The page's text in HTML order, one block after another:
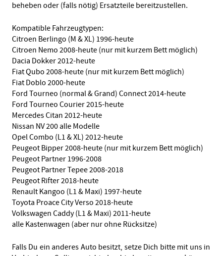
beheben oder (falls nötig) Ersatzteile bereitzustellen.
Kompatible Fahrzeugtypen:
Citroen Berlingo (M & XL) 1996-heute
Citroen Nemo 2008-heute (nur mit kurzem Bett möglich)
Dacia Dokker 2012-heute
Fiat Qubo 2008-heute (nur mit kurzem Bett möglich)
Fiat Doblo 2000-heute
Ford Tourneo (normal & Grand) Connect 2014-heute
Ford Tourneo Courier 2015-heute
Mercedes Citan 2012-heute
Nissan NV 200 alle Modelle
Opel Combo (L1 & XL) 2012-heute
Peugeot Bipper 2008-heute (nur mit kurzem Bett möglich)
Peugeot Partner 1996-2008
Peugeot Partner Tepee 2008-2018
Peugeot Rifter 2018-heute
Renault Kangoo (L1 & Maxi) 1997-heute
Toyota Proace City Verso 2018-heute
Volkswagen Caddy (L1 & Maxi) 2011-heute
alle Kastenwagen (aber nur ohne Rücksitze)
Falls Du ein anderes Auto besitzt, setze Dich bitte mit uns in